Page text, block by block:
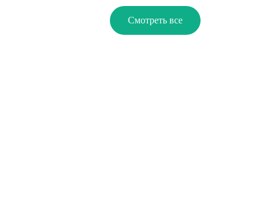
Смотреть все